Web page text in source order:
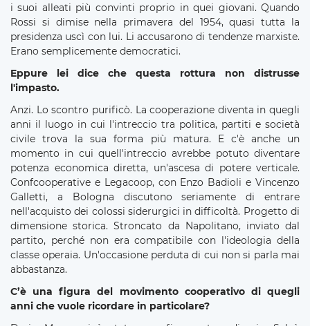
i suoi alleati più convinti proprio in quei giovani. Quando
Rossi si dimise nella primavera del 1954, quasi tutta la
presidenza uscì con lui. Li accusarono di tendenze marxiste.
Erano semplicemente democratici.
Eppure lei dice che questa rottura non distrusse
l'impasto.
Anzi. Lo scontro purificò. La cooperazione diventa in quegli
anni il luogo in cui l'intreccio tra politica, partiti e società
civile trova la sua forma più matura. E c'è anche un
momento in cui quell'intreccio avrebbe potuto diventare
potenza economica diretta, un'ascesa di potere verticale.
Confcooperative e Legacoop, con Enzo Badioli e Vincenzo
Galletti, a Bologna discutono seriamente di entrare
nell'acquisto dei colossi siderurgici in difficoltà. Progetto di
dimensione storica. Stroncato da Napolitano, inviato dal
partito, perché non era compatibile con l'ideologia della
classe operaia. Un'occasione perduta di cui non si parla mai
abbastanza.
C’è una figura del movimento cooperativo di quegli
anni che vuole ricordare in particolare?